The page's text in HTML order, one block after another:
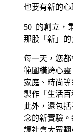
也要有新的心
50+的創立，
那股「新」的
每一天，您都
範圍橫跨心靈
家庭、時尚
製作「生活百
此外，還包
念的新實驗
讓社會大眾翻